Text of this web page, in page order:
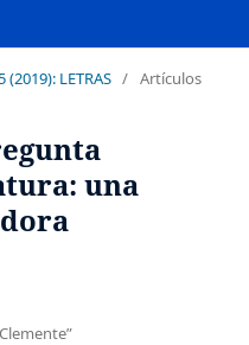
LETRAS / Artículos
una